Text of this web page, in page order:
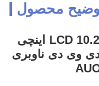
محصول
C102EVN01.0 صفحه نمایش LCD 10.2 اینچی
وی دی ناوبری